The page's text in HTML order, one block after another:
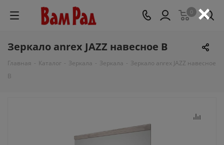
0
Зеркало anrex JAZZ навесное B
Главная - Каталог - Зеркала - Зеркала - Зеркало anrex JAZZ навесное
B
×